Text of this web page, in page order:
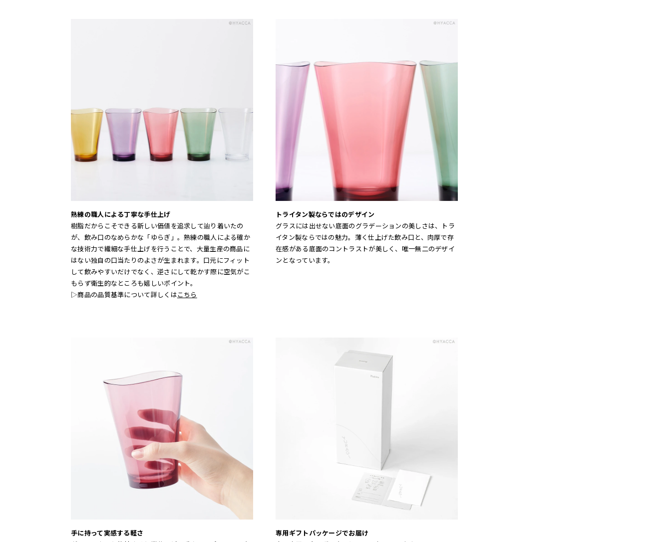
熟練の職人による丁寧な手仕上げ
樹脂だからこそできる新しい価値を追求して辿り着いたの
が、飲み口のなめらかな「ゆらぎ」。熟練の職人による確か
な技術力で繊細な手仕上げを行うことで、大量生産の商品に
はない独自の口当たりのよさが生まれます。口元にフィット
して飲みやすいだけでなく、逆さにして乾かす際に空気がこ
もらず衛生的なところも嬉しいポイント。
▷商品の品質基準について詳しくはこちら
トライタン製ならではのデザイン
グラスには出せない底面のグラデーションの美しさは、トラ
イタン製ならではの魅力。薄く仕上げた飲み口と、肉厚で存
在感がある底面のコントラストが美しく、唯一無二のデザイ
ンとなっています。
手に持って実感する軽さ
専用ギフトパッケージでお届け